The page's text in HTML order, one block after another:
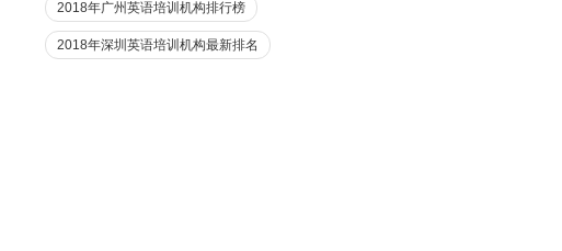
2018年广州英语培训机构排行榜
2018年深圳英语培训机构最新排名